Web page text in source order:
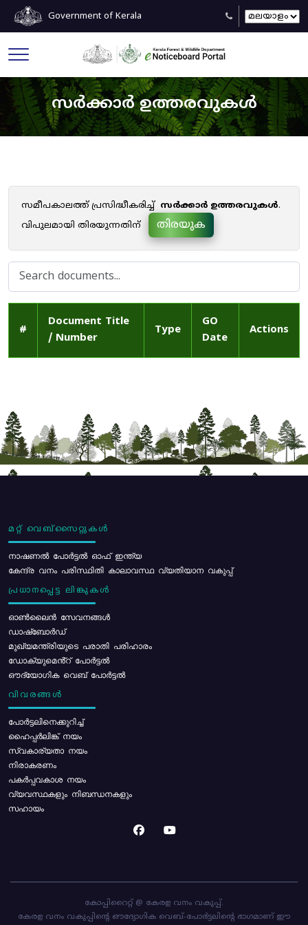
Government of Kerala
സർക്കാർ ഉത്തരവുകൾ
സമീപകാലത്ത് പ്രസിദ്ധീകരിച്ച് സർക്കാർ ഉത്തരവുകൾ.
വിപുലമായി തിരയുന്നതിന്
തിരയുക
#
Document Title
/ Number
Type
GO
Date
Actions
മറ്റ് വെബ്സൈറ്റുകൾ
നാഷണൽ പോർട്ടൽ ഓഫ് ഇന്ത്യ
കേന്ദ്ര വനം പരിസ്ഥിതി കാലാവസ്ഥ വ്യതിയാന വകുപ്പ്
പ്രധാനപ്പെട്ട ലിങ്കുകൾ
ഓൺലൈൻ സേവനങ്ങൾ
ഡാഷ്ബോർഡ്
മുഖ്യമന്ത്രിയുടെ പരാതി പരിഹാരം
ഡോക്യുമെൻ്റ് പോർട്ടൽ
ഔദ്യോഗിക വെബ് പോർട്ടൽ
വിവരങ്ങൾ
പോര്‍ട്ടലിനെക്കുറിച്ച്
ഹൈപ്പർലിങ്ക് നയം
സ്വകാര്യതാ നയം
നിരാകരണം
പകർപ്പവകാശ നയം
വ്യവസ്ഥകളും നിബന്ധനകളും
സഹായം
കോപ്പിറൈറ്റ് @ കേരള വനം വകുപ്പ്.
കേരള വനം വകുപ്പിന്റെ ഔദ്യോഗിക വെബ്-പോർട്ടലിന്റെ ഭാഗമാണ് ഈ